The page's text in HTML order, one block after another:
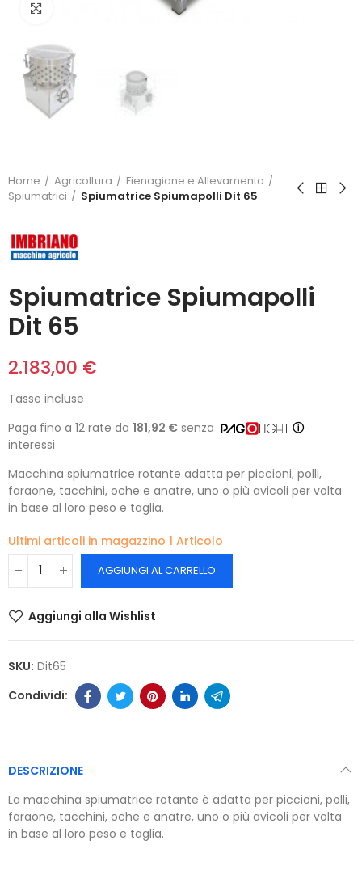
Home Agricoltura
Fienagione e Allevamento
Spiumatrici
Spiumatrice Spiumapolli Dit 65
Spiumatrice Spiumapolli
Dit 65
2.183,00 €
Tasse incluse
Paga fino a 12 rate da 181,92 € senza
interessi
ⓘ
Macchina spiumatrice rotante adatta per piccioni, polli,
faraone, tacchini, oche e anatre, uno o più avicoli per volta
in base al loro peso e taglia.
Ultimi articoli in magazzino 1 Articolo
AGGIUNGI AL CARRELLO
Aggiungi alla Wishlist
SKU: Dit65
DESCRIZIONE
La macchina spiumatrice rotante è adatta per piccioni, polli,
faraone, tacchini, oche e anatre, uno o più avicoli per volta
in base al loro peso e taglia.